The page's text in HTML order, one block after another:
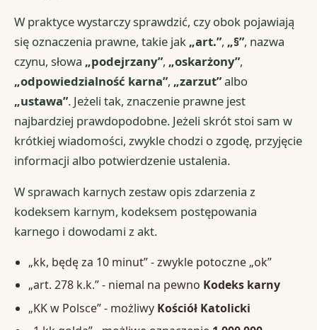
W praktyce wystarczy sprawdzić, czy obok pojawiają
się oznaczenia prawne, takie jak „art.”, „§”, nazwa
czynu, słowa „podejrzany”, „oskarżony”,
„odpowiedzialność karna”, „zarzut”albo
„ustawa”. Jeżeli tak, znaczenie prawne jest
najbardziej prawdopodobne. Jeżeli skrót stoi sam w
krótkiej wiadomości, zwykle chodzi o zgodę, przyjęcie
informacji albo potwierdzenie ustalenia.
W sprawach karnych zestaw opis zdarzenia z
kodeksem karnym, kodeksem postępowania
karnego i dowodami z akt.
„kk, będę za 10 minut” - zwykle potoczne „ok”
„art. 278 k.k.” - niemal na pewno Kodeks karny
„KK w Polsce” - możliwy Kościół Katolicki